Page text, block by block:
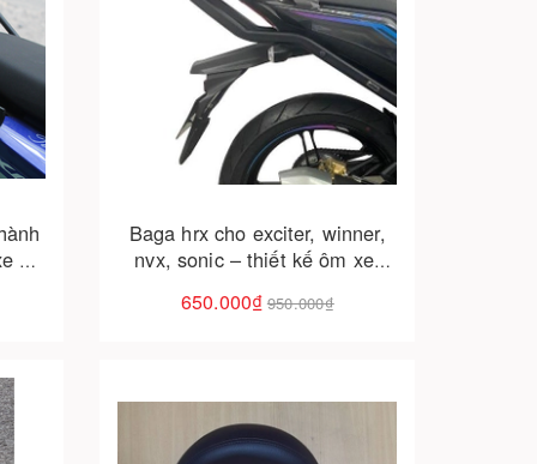
–
Baga hrx cho exciter, winner,
nvx, sonic – thiết kế ôm xe,
650.000₫ 950.000₫
Cho vào giỏ hàng